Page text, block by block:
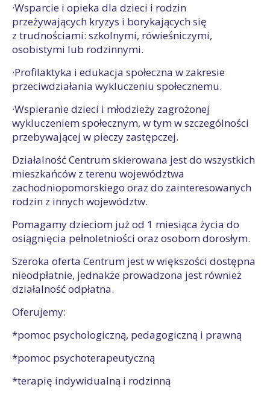
·Wsparcie i opieka dla dzieci i rodzin
przeżywających kryzys i borykających się
z trudnościami: szkolnymi, rówieśniczymi,
osobistymi lub rodzinnymi.
·Profilaktyka i edukacja społeczna w zakresie
przeciwdziałania wykluczeniu społecznemu.
·Wspieranie dzieci i młodzieży zagrożonej
wykluczeniem społecznym, w tym w szczególności
przebywającej w pieczy zastępczej.
Działalność Centrum skierowana jest do wszystkich
mieszkańców z terenu województwa
zachodniopomorskiego oraz do zainteresowanych
rodzin z innych województw.
Pomagamy dzieciom już od 1 miesiąca życia do
osiągnięcia pełnoletniości oraz osobom dorosłym.
Szeroka oferta Centrum jest w większości dostępna
nieodpłatnie, jednakże prowadzona jest również
działalność odpłatna.
Oferujemy:
*pomoc psychologiczną, pedagogiczną i prawną
*pomoc psychoterapeutyczną
*terapię indywidualną i rodzinną